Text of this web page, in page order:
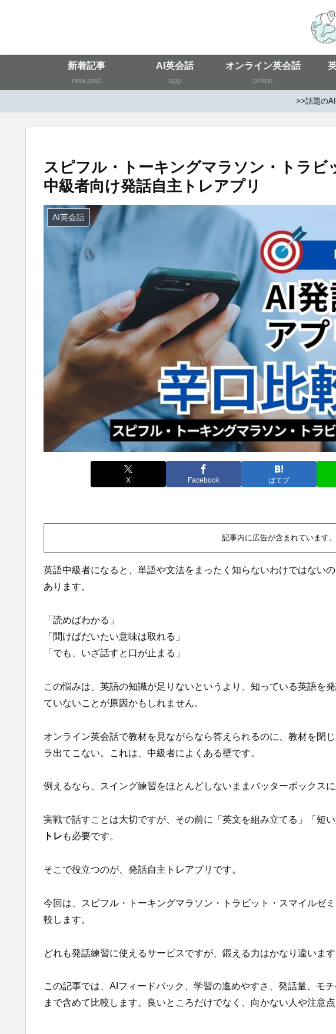
新着記事
new post
AI英会話
app
オンライン英会話
online
>>話題の
スピフル・トーキングマラソン・トラビ
中級者向け発話自主トレアプリ
AI英会話
X Facebook はてブ
記事内に広告が含まれています。
英語中級者になると、単語や文法をまったく知らないわけではない
あります。
「読めばわかる」
「聞けばだいたい意味は取れる」
「でも、いざ話すと口が止まる」
この悩みは、英語の知識が足りないというより、知っている英語を
ていないことが原因かもしれません。
オンライン英会話で教材を見ながらなら答えられるのに、教材を閉
ラ出てこない。これは、中級者によくある壁です。
例えるなら、スイング練習をほとんどしないままバッターボックスに
実戦で話すことは大切ですが、その前に「英文を組み立てる」「短
トレ も必要です。
そこで役立つのが、発話自主トレアプリです。
今回は、スピフル・トーキングマラソン・トラビット・スマイルゼ
較します。
どれも発話練習に使えるサービスですが、鍛える力はかなり違います
この記事では、AIフィードバック、学習の進めやすさ、発話量、モ
まで含めて比較します。良いところだけでなく、向かない人や注意点